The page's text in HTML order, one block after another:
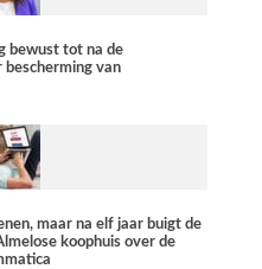
bewust tot na de
bescherming van
maar na elf jaar buigt de
koophuis over de